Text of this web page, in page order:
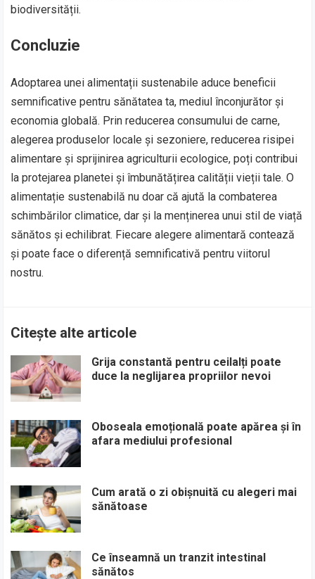
biodiversității.
Concluzie
Adoptarea unei alimentații sustenabile aduce beneficii
semnificative pentru sănătatea ta, mediul înconjurător și
economia globală. Prin reducerea consumului de carne,
alegerea produselor locale și sezoniere, reducerea risipei
alimentare și sprijinirea agriculturii ecologice, poți contribui
la protejarea planetei și îmbunătățirea calității vieții tale. O
alimentație sustenabilă nu doar că ajută la combaterea
schimbărilor climatice, dar și la menținerea unui stil de viață
sănătos și echilibrat. Fiecare alegere alimentară contează
și poate face o diferență semnificativă pentru viitorul
nostru.
Citește alte articole
Grija constantă pentru ceilalți poate
duce la neglijarea propriilor nevoi
Oboseala emoțională poate apărea și în
afara mediului profesional
Cum arată o zi obișnuită cu alegeri mai
sănătoase
Ce înseamnă un tranzit intestinal
sănătos